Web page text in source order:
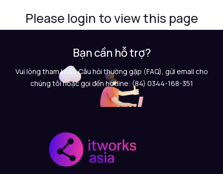
Please login to view this page
Bạn cần hỗ trợ?
Vui lòng tham khảo Câu hỏi thường gặp (FAQ), gửi email cho
chúng tôi hoặc gọi đến hotline: (84) 0344-168-351